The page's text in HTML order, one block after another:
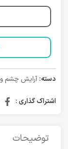
دسته: آرایش چشم و
اشتراک گذاری :
توضیحات